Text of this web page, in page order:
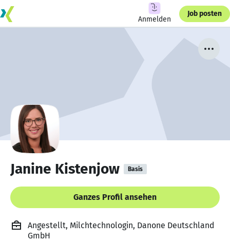
Anmelden
Job posten
Janine Kistenjow Basis
Ganzes Profil ansehen
Angestellt, Milchtechnologin, Danone Deutschland
GmbH